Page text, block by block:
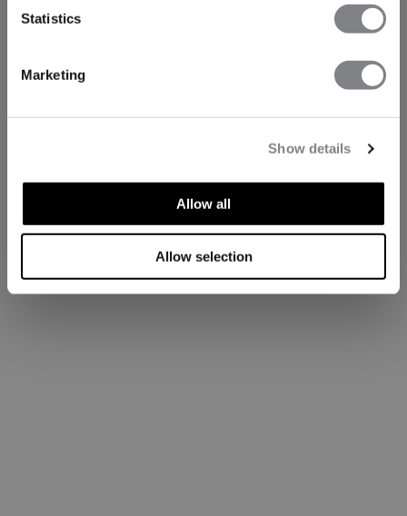
Statistics
Marketing
Show details
Allow all
Allow selection